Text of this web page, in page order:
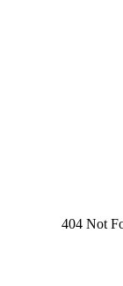
404 Not